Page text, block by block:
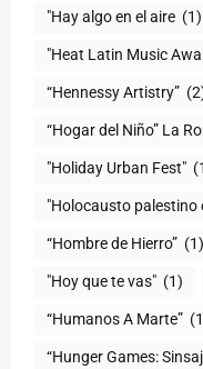
"Hay algo en el aire (1)
"Heat Latin Music
“Hennessy Artistry”
“Hogar del Niño” La
"Holocausto palestino
“Hombre de Hierro” (1)
"Hoy que te vas" (1)
“Humanos A Marte”